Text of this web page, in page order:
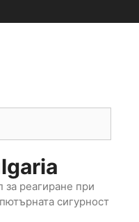
реагиране при
сигурност